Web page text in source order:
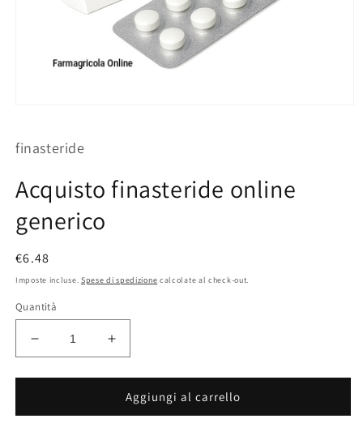
1
modale
finasteride
Acquisto finasteride online
generico
Prezzo
di
€6.48
Imposte incluse. Spese di spedizione calcolate al check-out.
Quantità
Diminuisci
quantità
per
finasteride
Aumenta
quantità
per
Acquisto
finasteride
Aggiungi al carrello